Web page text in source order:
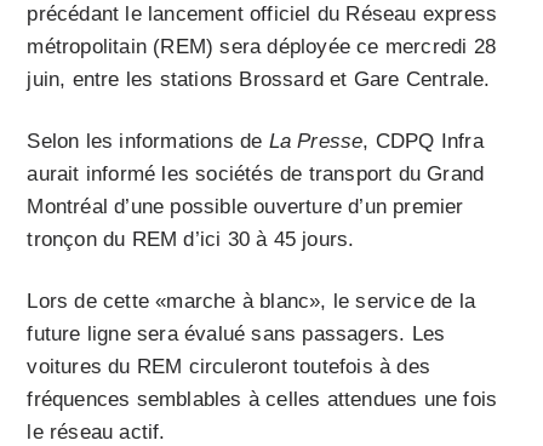
précédant le lancement officiel du Réseau express
métropolitain (REM) sera déployée ce mercredi 28
juin, entre les stations Brossard et Gare Centrale.
Selon les informations de La Presse, CDPQ Infra
aurait informé les sociétés de transport du Grand
Montréal d’une possible ouverture d’un premier
tronçon du REM d’ici 30 à 45 jours.
Lors de cette «marche à blanc», le service de la
future ligne sera évalué sans passagers. Les
voitures du REM circuleront toutefois à des
fréquences semblables à celles attendues une fois
le réseau actif.